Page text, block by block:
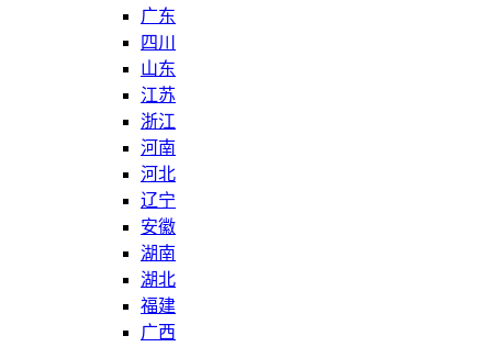
广东
四川
山东
江苏
浙江
河南
河北
辽宁
安徽
湖南
湖北
福建
广西